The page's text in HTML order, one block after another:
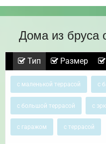
Дома из бруса
Тип Размер
с маленькой террасой с
с большой террасой с
с гаражом с террасой